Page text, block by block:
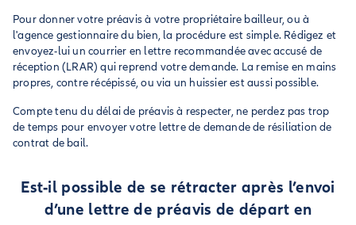
Pour donner votre préavis à votre propriétaire bailleur, ou à
l'agence gestionnaire du bien, la procédure est simple. Rédigez et
envoyez-lui un courrier en lettre recommandée avec accusé de
réception (LRAR) qui reprend votre demande. La remise en mains
propres, contre récépissé, ou via un huissier est aussi possible.
Compte tenu du délai de préavis à respecter, ne perdez pas trop
de temps pour envoyer votre lettre de demande de résiliation de
contrat de bail.
Est-il possible de se rétracter après l’envoi
d’une lettre de préavis de départ en